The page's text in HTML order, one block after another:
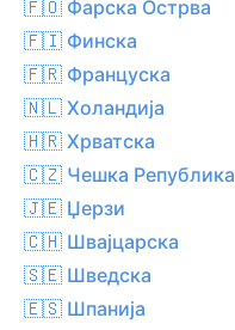
🇫🇴 Фарска Острва
🇫🇮 Финска
🇫🇷 Француска
🇳🇱 Холандија
🇭🇷 Хрватска
🇨🇿 Чешка Република
🇯🇪 Џерзи
🇨🇭 Швајцарска
🇸🇪 Шведска
🇪🇸 Шпанија